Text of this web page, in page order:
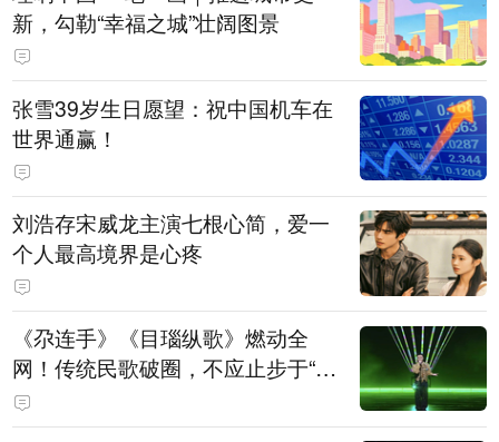
新，勾勒“幸福之城”壮阔图景
张雪39岁生日愿望：祝中国机车在
世界通赢！
刘浩存宋威龙主演七根心简，爱一
个人最高境界是心疼
《尕连手》《目瑙纵歌》燃动全
网！传统民歌破圈，不应止步于“上
头”